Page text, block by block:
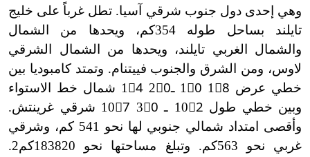
وهي إحدى دول جنوب شرقي آسيا. تطل غرباً على خليج
تايلند بساحل طوله 354كم، ويحدها من الشمال
والشمال الغربي تايلند، ويحدها من الشمال الشرقي
لاوس، ومن الشرق والجنوب فييتنام. وتمتد كامبوديا بين
خطي عرض 18
َ 14
ْ شمال خط الاستواء
وبين خطي طول 102
ْ شرقي غرينتش.
وأقصى امتداد شمالي جنوبي لها نحو 541 كم، وشرقي
غربي نحو 563كم. وتبلغ مساحتها نحو 183820كم2.